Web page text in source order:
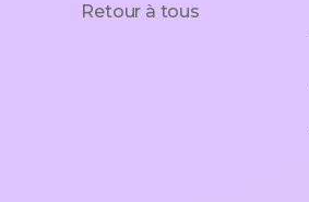
Retour à tous